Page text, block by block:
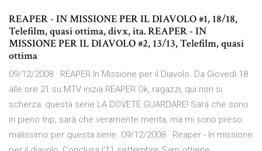
REAPER - IN MISSIONE PER IL DIAVOLO #1, 18/18,
Telefilm, quasi ottima, divx, ita. REAPER - IN
MISSIONE PER IL DIAVOLO #2, 13/13, Telefilm, quasi
ottima
09/12/2008 · REAPER In Missione per il Diavolo. Da Giovedì 18
alle ore 21 su MTV inizia REAPER Ok, ragazzi, qui non si
scherza: questa serie LA DOVETE GUARDARE! Sarà che sono
in pieno trip, sarà che veramente merita, ma mi sono preso
malissimo per questa serie. 09/12/2008 · Reaper - In missione